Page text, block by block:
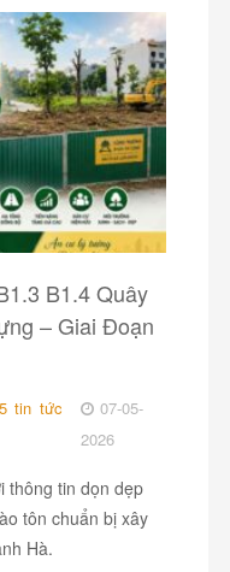
B1.4 Quây
– Giai Đoạn
tin tức
07-05-
2026
thông tin dọn dẹp
tôn chuẩn bị xây
Hà.